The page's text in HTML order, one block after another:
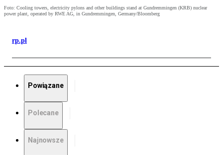
Foto: Cooling towers, electricity pylons and other buildings stand at Gundremmingen (KRB) nuclear
power plant, operated by RWE AG, in Gundremmingen, Germany/Bloomberg
rp.pl
Powiązane
Polecane
Najnowsze